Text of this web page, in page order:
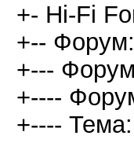
+- Hi-Fi
+--
+---
+----
+----